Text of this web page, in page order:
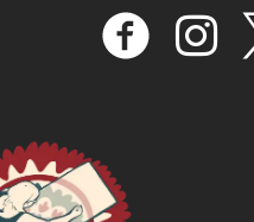
Discourse on Colonialism